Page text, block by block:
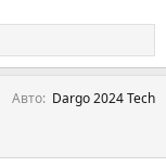
Авто Dargo 2024 Tech